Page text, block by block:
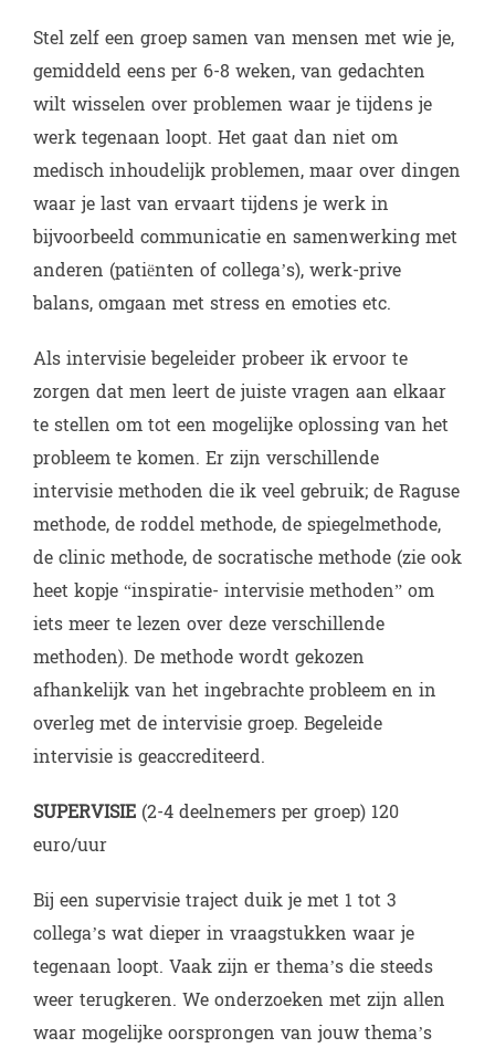
Stel zelf een groep samen van mensen met wie je,
gemiddeld eens per 6-8 weken, van gedachten
wilt wisselen over problemen waar je tijdens je
werk tegenaan loopt. Het gaat dan niet om
medisch inhoudelijk problemen, maar over dingen
waar je last van ervaart tijdens je werk in
bijvoorbeeld communicatie en samenwerking met
anderen (patiënten of collega’s), werk-prive
balans, omgaan met stress en emoties etc.
Als intervisie begeleider probeer ik ervoor te
zorgen dat men leert de juiste vragen aan elkaar
te stellen om tot een mogelijke oplossing van het
probleem te komen. Er zijn verschillende
intervisie methoden die ik veel gebruik; de Raguse
methode, de roddel methode, de spiegelmethode,
de clinic methode, de socratische methode (zie ook
heet kopje “inspiratie- intervisie methoden” om
iets meer te lezen over deze verschillende
methoden). De methode wordt gekozen
afhankelijk van het ingebrachte probleem en in
overleg met de intervisie groep. Begeleide
intervisie is geaccrediteerd.
SUPERVISIE (2-4 deelnemers per groep) 120
euro/uur
Bij een supervisie traject duik je met 1 tot 3
collega’s wat dieper in vraagstukken waar je
tegenaan loopt. Vaak zijn er thema’s die steeds
weer terugkeren. We onderzoeken met zijn allen
waar mogelijke oorsprongen van jouw thema’s